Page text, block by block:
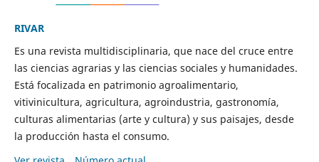
RIVAR
Es una revista multidisciplinaria, que nace del cruce entre
las ciencias agrarias y las ciencias sociales y humanidades.
Está focalizada en patrimonio agroalimentario,
vitivinicultura, agricultura, agroindustria, gastronomía,
culturas alimentarias (arte y cultura) y sus paisajes, desde
la producción hasta el consumo.